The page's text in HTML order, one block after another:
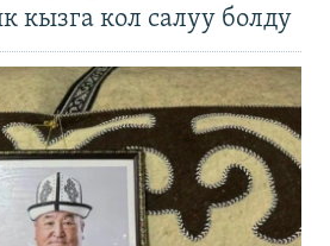
кызга кол салуу болду